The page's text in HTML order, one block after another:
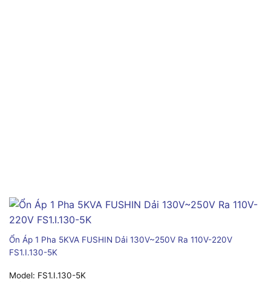
Ổn Áp 1 Pha 5KVA FUSHIN Dải 130V~250V Ra 110V-220V
FS1.I.130-5K
Model: FS1.I.130-5K